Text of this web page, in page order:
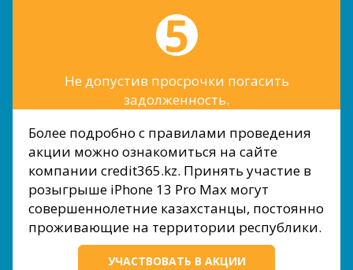
Не допустив просрочки погасить
задолженность.
Более подробно с правилами проведения
акции можно ознакомиться на сайте
компании credit365.kz. Принять участие в
розыгрыше iPhone 13 Pro Max могут
совершеннолетние казахстанцы, постоянно
проживающие на территории республики.
УЧАСТВОВАТЬ В АКЦИИ